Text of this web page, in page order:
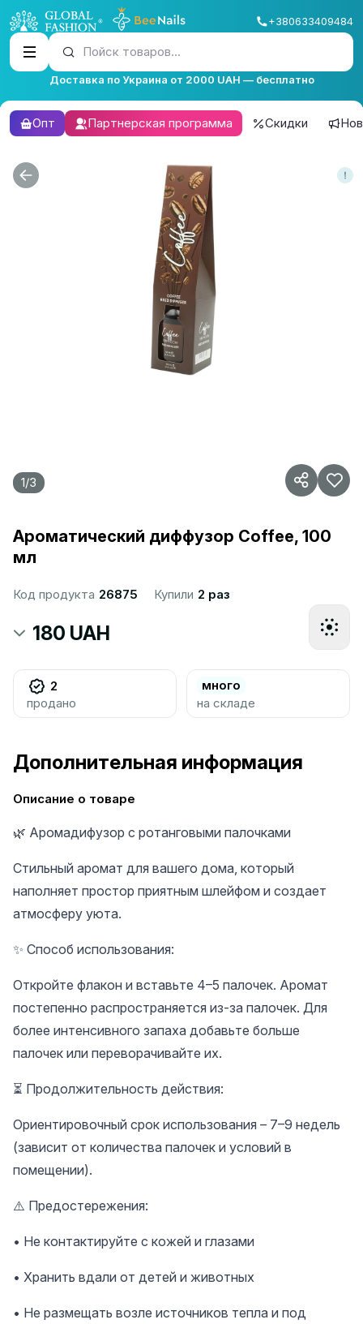
+380633409484
Пойск товаров...
Доставка по Украина от 2000 UAH — бесплатно
Опт Партнерская программа Скидки
1/3
Ароматический диффузор Coffee, 100
мл
Код продукта 26875 Купили 2 раз
180 UAH
2
продано
много
на складе
Дополнительная информация
Описание о товаре
🌿 Аромадифузор с ротанговыми палочками
Стильный аромат для вашего дома, который
наполняет простор приятным шлейфом и создает
атмосферу уюта.
✨ Способ использования:
Откройте флакон и вставьте 4–5 палочек. Аромат
постепенно распространяется из-за палочек. Для
более интенсивного запаха добавьте больше
палочек или переворачивайте их.
⏳ Продолжительность действия:
Ориентировочный срок использования – 7–9 недель
(зависит от количества палочек и условий в
помещении).
⚠️ Предостережения:
• Не контактируйте с кожей и глазами
• Хранить вдали от детей и животных
• Не размещать возле источников тепла и под